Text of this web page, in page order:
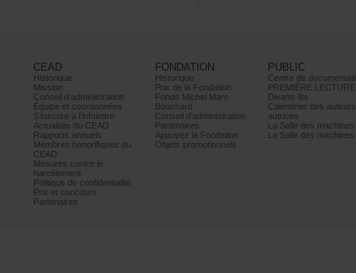
CEAD
Historique
Mission
Conseild’administration
Équipeetcoordonnées
S’inscrireàl’infolettre
ActualitésduCEAD
Rapportsannuels
Membreshonorifiquesdu
CEAD
Mesurescontrele
harcèlement
Politiquedeconfidentialité
Prixetconcours
Partenaires
FONDATION
Historique
PrixdelaFondation
FondsMichelMarc
Bouchard
Conseild’administration
Partenaires
AppuyezlaFondation
Objetspromotionnels
PUBLIC
PREMIÈRELECTURE
Divans-lits
autrices